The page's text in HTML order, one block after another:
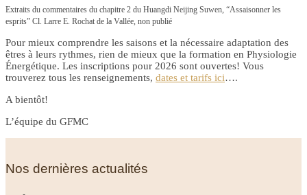
Extraits du commentaires du chapitre 2 du Huangdi Neijing Suwen, “Assaisonner les
esprits” Cl. Larre E. Rochat de la Vallée, non publié
Pour mieux comprendre les saisons et la nécessaire adaptation des
êtres à leurs rythmes, rien de mieux que la formation en Physiologie
Énergétique. Les inscriptions pour 2026 sont ouvertes! Vous
trouverez tous les renseignements, dates et tarifs ici….
A bientôt!
L’équipe du GFMC
Nos dernières actualités